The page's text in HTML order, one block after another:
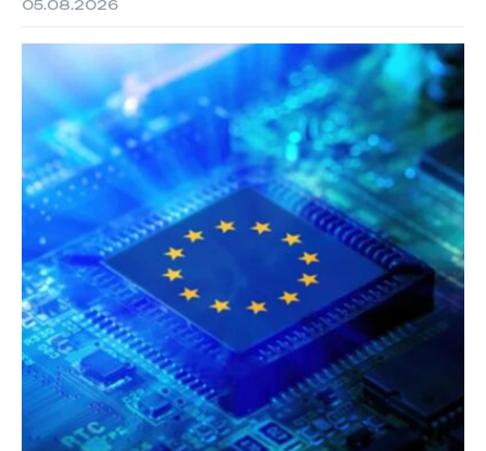
05.08.2026